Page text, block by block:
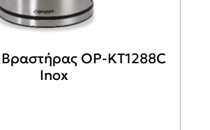
Βραστήρας OP-KT1288C
Inox